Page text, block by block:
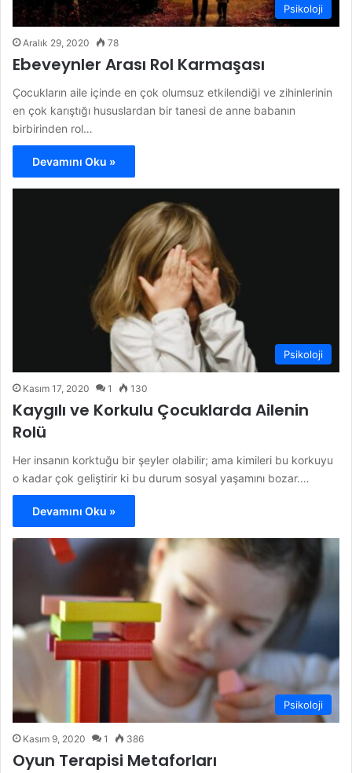
Psikoloji
Aralık 29, 2020 78
Ebeveynler Arası Rol Karmaşası
Çocukların aile içinde en çok olumsuz etkilendiği ve zihinlerinin
en çok karıştığı hususlardan bir tanesi de anne babanın
birbirinden rol…
Devamını Oku »
Psikoloji
Kasım 17, 2020 1 130
Kaygılı ve Korkulu Çocuklarda Ailenin
Rolü
Her insanın korktuğu bir şeyler olabilir; ama kimileri bu korkuyu
o kadar çok geliştirir ki bu durum sosyal yaşamını bozar.…
Devamını Oku »
Psikoloji
Kasım 9, 2020 1 386
Oyun Terapisi Metaforları